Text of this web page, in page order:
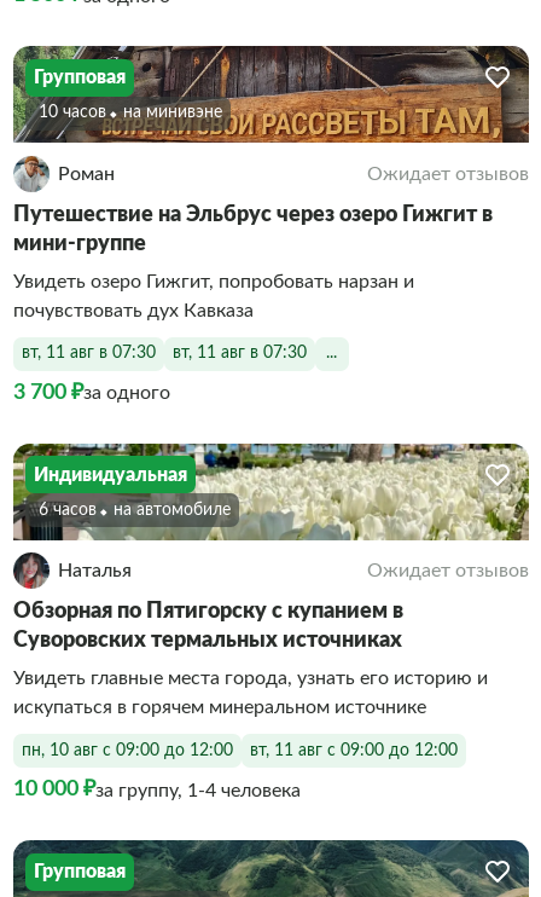
Групповая
10 часов На минивэне
Роман Ожидает отзывов
Путешествие на Эльбрус через озеро Гижгит в
мини-группе
Увидеть озеро Гижгит, попробовать нарзан и
почувствовать дух Кавказа
вт, 11 авг в 07:30 вт, 11 авг в 07:30 ...
3 700 ₽за одного
Индивидуальная
6 часов На автомобиле
Наталья Ожидает отзывов
Обзорная по Пятигорску с купанием в
Суворовских термальных источниках
Увидеть главные места города, узнать его историю и
искупаться в горячем минеральном источнике
пн, 10 авг с 09:00 до 12:00 вт, 11 авг с 09:00 до 12:00
10 000 ₽за группу, 1-4 человека
Групповая